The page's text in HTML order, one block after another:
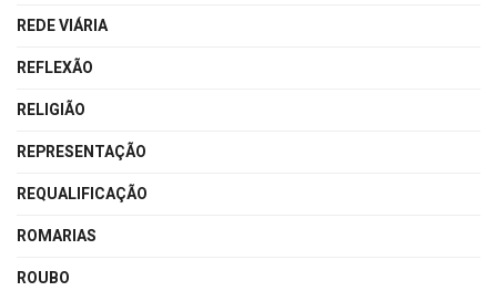
REDE VIÁRIA
REFLEXÃO
RELIGIÃO
REPRESENTAÇÃO
REQUALIFICAÇÃO
ROMARIAS
ROUBO